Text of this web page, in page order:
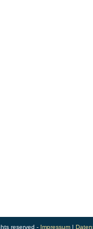
reserved - Impressum|